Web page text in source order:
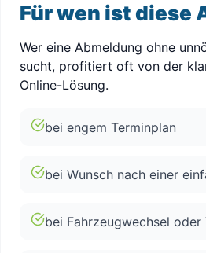
Für wen ist diese
Wer eine Abmeldung ohne
sucht, profitiert oft von der
Online-Lösung.
bei engem Terminplan
bei Wunsch nach einer
bei Fahrzeugwechsel oder